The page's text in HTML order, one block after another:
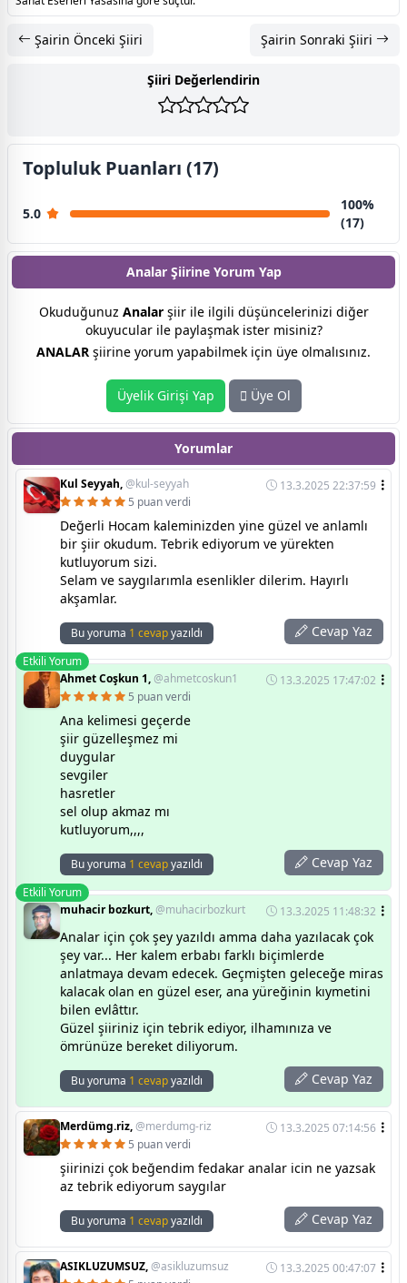
Şairin Önceki Şiiri Şairin Sonraki Şiiri
Şiiri Değerlendirin
Topluluk Puanları (17)
5.0
100%
(17)
Analar Şiirine Yorum Yap
Okuduğunuz Analarşiir ile ilgili düşüncelerinizi diğer
okuyucular ile paylaşmak ister misiniz?
ANALAR şiirine yorum yapabilmek için üye olmalısınız.
Üyelik Girişi Yap Üye Ol
Yorumlar
Kul Seyyah,@kul-seyyah
13.3.2025 22:37:59
5 puan verdi
Değerli Hocam kaleminizden yine güzel ve anlamlı
bir şiir okudum. Tebrik ediyorum ve yürekten
kutluyorum sizi.
Selam ve saygılarımla esenlikler dilerim. Hayırlı
akşamlar.
Bu yoruma 1 cevapyazıldı Cevap Yaz
Etkili Yorum
Ahmet Coşkun 1,@ahmetcoskun1
13.3.2025 17:47:02
5 puan verdi
Ana kelimesi geçerde
şiir güzelleşmez mi
duygular
sevgiler
hasretler
sel olup akmaz mı
kutluyorum,,,,
Bu yoruma 1 cevapyazıldı Cevap Yaz
Etkili Yorum
muhacir bozkurt,@muhacirbozkurt 13.3.2025 11:48:32
Analar için çok şey yazıldı amma daha yazılacak çok
şey var... Her kalem erbabı farklı biçimlerde
anlatmaya devam edecek. Geçmişten geleceğe miras
kalacak olan en güzel eser, ana yüreğinin kıymetini
bilen evlâttır.
Güzel şiiriniz için tebrik ediyor, ilhamınıza ve
ömrünüze bereket diliyorum.
Bu yoruma 1 cevapyazıldı Cevap Yaz
Merdümg.riz,@merdumg-riz
13.3.2025 07:14:56
5 puan verdi
şiirinizi çok beğendim fedakar analar icin ne yazsak
az tebrik ediyorum saygılar
Bu yoruma 1 cevapyazıldı Cevap Yaz
ASIKLUZUMSUZ,@asikluzumsuz
13.3.2025 00:47:07